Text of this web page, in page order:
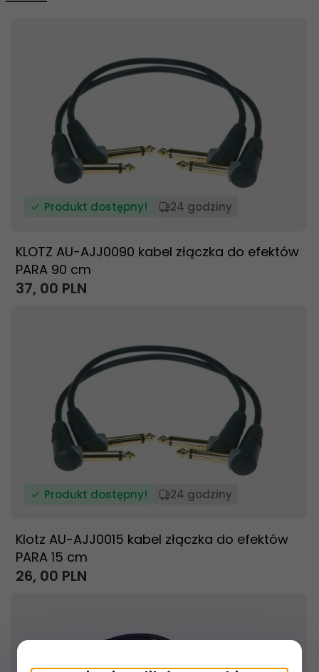
Produkt dostępny! 24 godziny
KLOTZ AU-AJJ0090 kabel złączka do efektów
PARA 90 cm
37, 00 PLN
Produkt dostępny! 24 godziny
Klotz AU-AJJ0015 kabel złączka do efektów
PARA 15 cm
26, 00 PLN